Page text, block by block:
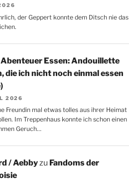
der Geppert konnte dem Ditsch nie das
Abenteuer Essen: Andouillette
die ich nicht noch einmal essen
2026
Freundin mal etwas tolles aus ihrer Heimat
Im Treppenhaus konnte ich schon einen
Geruch…
/ Aebbyzu Fandoms der